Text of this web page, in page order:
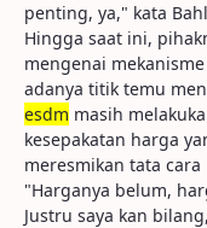
penting, ya," kata
Hingga saat ini,
mengenai
adanya titik temu
esdm masih
kesepakatan harga
meresmikan tata
"Harganya belum,
Justru saya kan